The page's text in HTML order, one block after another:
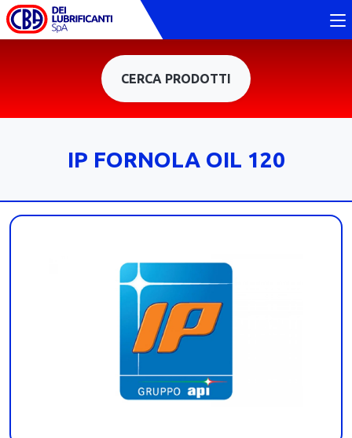
CERCA PRODOTTI
IP FORNOLA OIL 120